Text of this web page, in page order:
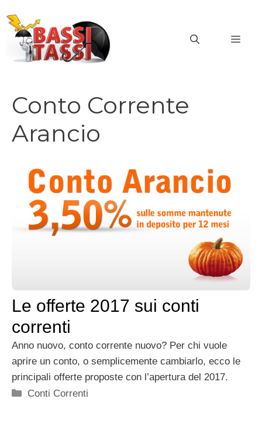
contenuto
Conto Corrente
Arancio
Le offerte 2017 sui conti
correnti
Anno nuovo, conto corrente nuovo? Per chi vuole
aprire un conto, o semplicemente cambiarlo, ecco le
principali offerte proposte con l’apertura del 2017.
Categorie
Conti Correnti